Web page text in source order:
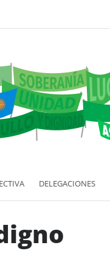
DELEGACIONES